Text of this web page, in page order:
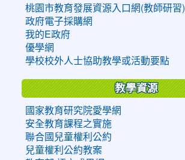
桃園市教育發展資源入口網(教師研習)
政府電子採購網
我的E政府
優學網
學校校外人士協助教學或活動要點
教學資源
國家教育研究院愛學網
安全教育課程之實施
聯合國兒童權利公約
兒童權利公約教案